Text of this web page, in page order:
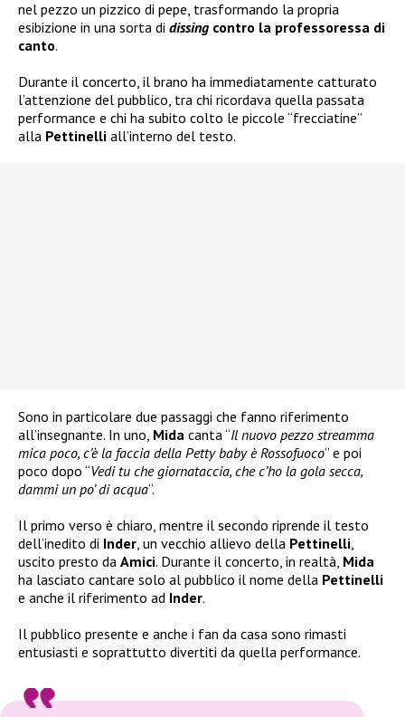
nel pezzo un pizzico di pepe, trasformando la propria
esibizione in una sorta di dissing contro la professoressa di
canto.
Durante il concerto, il brano ha immediatamente catturato
l’attenzione del pubblico, tra chi ricordava quella passata
performance e chi ha subito colto le piccole “frecciatine”
alla Pettinelli all’interno del testo.
Sono in particolare due passaggi che fanno riferimento
all’insegnante. In uno, Mida canta “Il nuovo pezzo streamma
mica poco, c’è la faccia della Petty baby è Rossofuoco” e poi
poco dopo “Vedi tu che giornataccia, che c’ho la gola secca,
dammi un po’ di acqua“.
Il primo verso è chiaro, mentre il secondo riprende il testo
dell’inedito di Inder , un vecchio allievo della Pettinelli
uscito presto da Amici. Durante il concerto, in realtà, Mida
ha lasciato cantare solo al pubblico il nome della Pettinelli
e anche il riferimento ad Inder.
Il pubblico presente e anche i fan da casa sono rimasti
entusiasti e soprattutto divertiti da quella performance.